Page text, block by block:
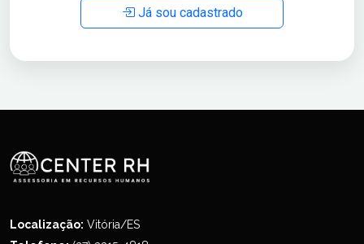
Já sou cadastrado
Localização: Vitória/ES